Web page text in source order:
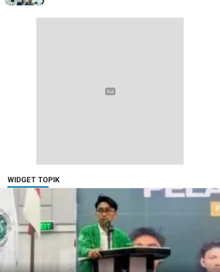
WIDGET TOPIK